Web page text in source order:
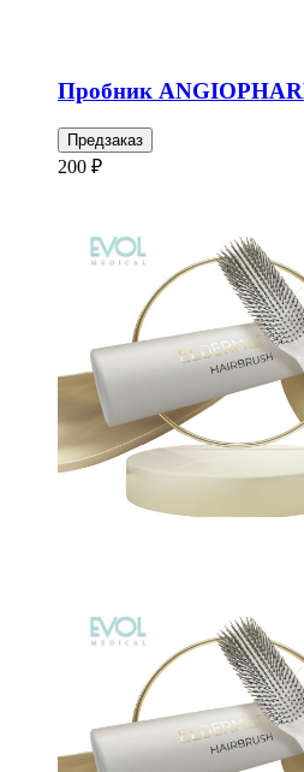
Пробник
Предзаказ
200 ₽